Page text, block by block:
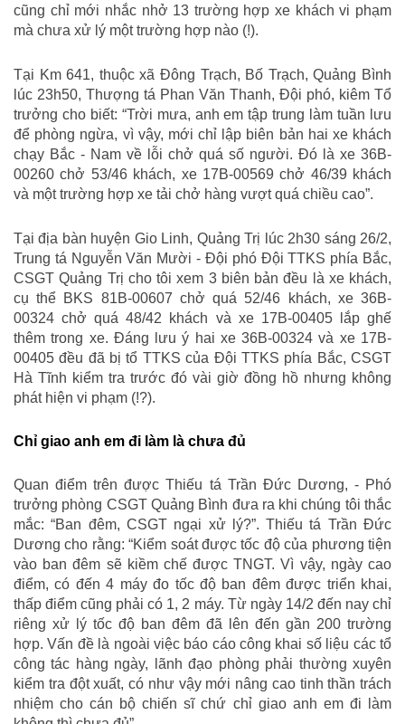
cũng chỉ mới nhắc nhở 13 trường hợp xe khách vi phạm
mà chưa xử lý một trường hợp nào (!).
Tại Km 641, thuộc xã Đông Trạch, Bố Trạch, Quảng Bình
lúc 23h50, Thượng tá Phan Văn Thanh, Đội phó, kiêm Tổ
trưởng cho biết: “Trời mưa, anh em tập trung làm tuần lưu
để phòng ngừa, vì vậy, mới chỉ lập biên bản hai xe khách
chạy Bắc - Nam về lỗi chở quá số người. Đó là xe 36B-
00260 chở 53/46 khách, xe 17B-00569 chở 46/39 khách
và một trường hợp xe tải chở hàng vượt quá chiều cao”.
Tại địa bàn huyện Gio Linh, Quảng Trị lúc 2h30 sáng 26/2,
Trung tá Nguyễn Văn Mười - Đội phó Đội TTKS phía Bắc,
CSGT Quảng Trị cho tôi xem 3 biên bản đều là xe khách,
cụ thể BKS 81B-00607 chở quá 52/46 khách, xe 36B-
00324 chở quá 48/42 khách và xe 17B-00405 lắp ghế
thêm trong xe. Đáng lưu ý hai xe 36B-00324 và xe 17B-
00405 đều đã bị tổ TTKS của Đội TTKS phía Bắc, CSGT
Hà Tĩnh kiểm tra trước đó vài giờ đồng hồ nhưng không
phát hiện vi phạm (!?).
Chỉ giao anh em đi làm là chưa đủ
Quan điểm trên được Thiếu tá Trần Đức Dương, - Phó
trưởng phòng CSGT Quảng Bình đưa ra khi chúng tôi thắc
mắc: “Ban đêm, CSGT ngại xử lý?”. Thiếu tá Trần Đức
Dương cho rằng: “Kiểm soát được tốc độ của phương tiện
vào ban đêm sẽ kiềm chế được TNGT. Vì vậy, ngày cao
điểm, có đến 4 máy đo tốc độ ban đêm được triển khai,
thấp điểm cũng phải có 1, 2 máy. Từ ngày 14/2 đến nay chỉ
riêng xử lý tốc độ ban đêm đã lên đến gần 200 trường
hợp. Vấn đề là ngoài việc báo cáo công khai số liệu các tổ
công tác hàng ngày, lãnh đạo phòng phải thường xuyên
kiểm tra đột xuất, có như vậy mới nâng cao tinh thần trách
nhiệm cho cán bộ chiến sĩ chứ chỉ giao anh em đi làm